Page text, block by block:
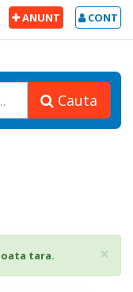
CONT
ANUNT
Cauta
×
tara.